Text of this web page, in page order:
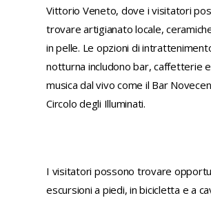
Vittorio Veneto, dove i visitatori
trovare artigianato locale,
in pelle. Le opzioni di
notturna includono bar, caffetterie e
musica dal vivo come il Bar
Circolo degli Illuminati.
I visitatori possono trovare
escursioni a piedi, in bicicletta e a